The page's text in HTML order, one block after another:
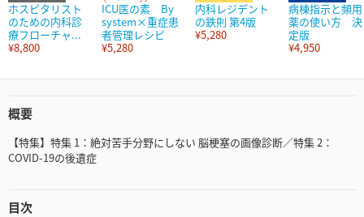
ホスピタリスト
のための内科診
療フローチャ...
¥8,800
ICU医の素 By
system×重症患
者管理レシピ
¥5,280
内科レジデント
の鉄則 第4版
¥5,280
病棟指示と頻用
薬の使い方 決
定版
¥4,950
概要
【特集】特集 1：絶対苦手分野にしない 脳梗塞の画像診断／特集 2：
COVID-19の後遺症
目次